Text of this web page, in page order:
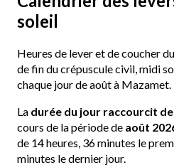
soleil
Heures de lever et de coucher
de fin du crépuscule civil, midi
chaque jour de août à Mazamet.
La durée du jour raccourcit
cours de la période de août
de 14 heures, 36 minutes le
minutes le dernier jour.